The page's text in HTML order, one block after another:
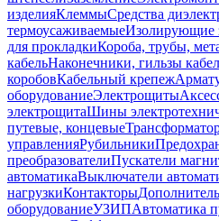
изделияКлеммыСредства
термоусаживаемыеИзолирующие
для прокладкиКороба, трубы,
кабельНаконечники, гильзы
коробовКабельный крепеж
оборудованиеЭлектрощиты
электрощитаШины
путевые, концевые
управленияРубильники
преобразователиПускатели
автоматикаВыключатели
нагрузкиКонтакторы
оборудованиеУЗИПАвтоматика